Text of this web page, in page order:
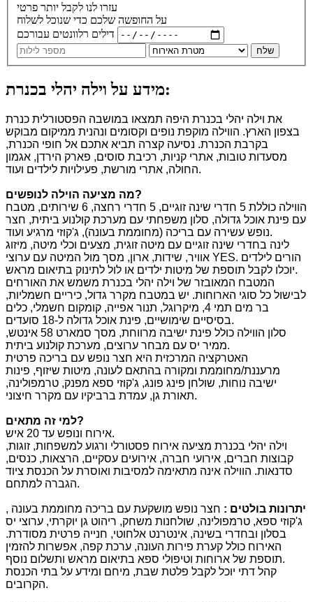
עזרו לנו לקבל יותר פרטי
על החופשה שלכם כדי שנוכל לשלוח
שלח
מידע על וילה יהלי בכנרת:
את וילה יהלי בכנרת היפה תמצאו במושבה הפסטורלית כנרת
בצפון הארץ. הווילה מוקפת נופים וקסומים ונהנית ממיקום מבוקש
בקרבת הכנרת. נסיעה קצרה תביא אתכם אל חופי הכנרת,
מסעדות טובות, אתרי קניות, רכיבת סוסים, פארק הירדן, אגמון
החולה, אתרי מורשת, פעילויות לילדים ועוד.
מה מציעה הוילה לנופשים?
הווילה כוללת 5 חדרי שינה זוגיים, 5 חדרי רחצה, 6 שירותים, מטבח
עם פינת אוכל גדולה, סלון משפחתי עם מערכת קולנוע ביתית, חצר
נופש עשירה עם בריכה (מחוממת בעונה), ג'קוזי מרגיע ועוד.
לינה בחדרי שינה זוגיים עם מיטה זוגית, מצעים וכלי מיטה, מיזוג
אוויר, שידות, ארון, מסך מול המיטה עם ערוצי YES. הורים לילדים
יוכלו לקבל תוספת של מיטות ילדים או לול לתינוק בתיאום מראש.
המטבח המאובזר של וילה יהלי בכנרת משמש את האורחים
לבישול כל סוגי הארוחות. יש במטבח מקרר גדול, כיריים חשמליות,
בר מים תמי 4, מיקרוגל, תנור אפייה, קומקום חשמלי, כלים
בסיסיים שימושיים, פינת אוכל גדולה ל-18 סועדים.
סלון הווילה כולל פינת ישיבה מרווחת, מסך סמארט 58 אינטש,
ממיר יס עם מבחר ערוצים, מערכת קולנוע ביתית.
האטרקציה המרכזית היא חצר נופש עם בריכה פרטית
מרעננת/מחוממת ומקורה בהתאם לעונה, מיטות שיזוף, פינות
ישיבה נוחות, שולחן פינג פונג, ג'קוזי ספא מפנק, טרמפולינה,
תאורת גן, עמדת ברביקיו עם מקרר חיצוני.
למי זה מתאים?
אירוח ונופש עד 20 איש.
וילה יהלי בכנרת מציעה אירוח פסטורלי ורגוע למשפחות, זוגות,
קבוצות חברים, אירועי חברה, אירועים עסקיים, הרצאות, כנסים,
סדנאות. הווילה אינה מתאימה למסיבות ואוסרת על הכנסת ציוד
הגברה למתחם.
יתרונות בולטים : חצר נופש מושקעת עם בריכה מחוממת בעונה ,
ג'קוזי ספא, טרמפולינה, שולחנות משחק, ריהוט גן יוקרתי, ערוצי יס
בסלון ובחדרי בשינה, אינטרנט אלחוטי, חנייה פרטית מסודרת.
האירוח כולל קערת פירות העונה, ערכת קפה, אפשרות להזמין
תוספת של ארוחות וטיפולי ספא בתיאום מראש ותשלום נוסף.
קהל דתי יוכל לקבל פלטת שבת, מיחם ומידע על בתי הכנסת
הקרובים.